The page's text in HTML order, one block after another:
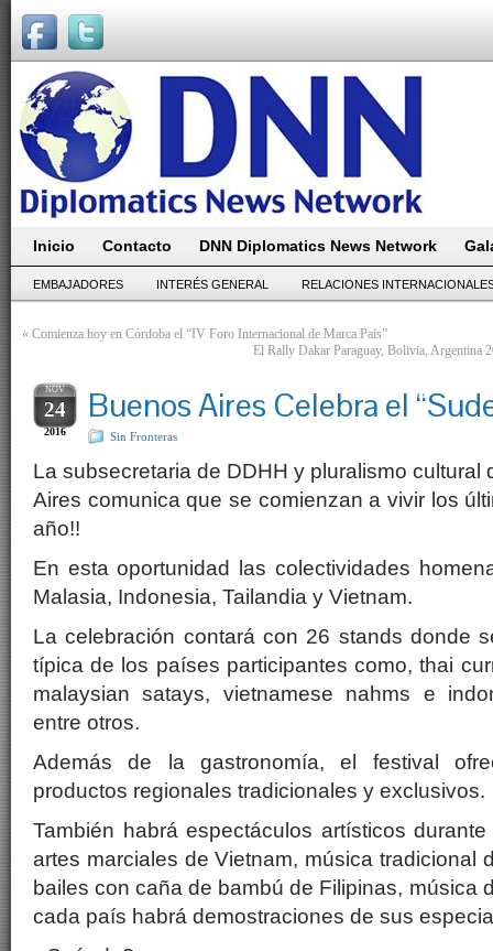
Inicio Contacto DNN Diplomatics News Network
EMBAJADORES INTERÉS GENERAL RELACIONES
« Comienza hoy en Córdoba el “IV Foro Internacional de Marca País”
El Rally Dakar Paraguay, Bolivia, Argentina
NOV
24
2016
Buenos Aires Celebra el
Sin Fronteras
La subsecretaria de DDHH y pluralismo cultural
Aires comunica que se comienzan a vivir los
año!!
En esta oportunidad las colectividades
Malasia, Indonesia, Tailandia y Vietnam.
La celebración contará con 26 stands donde
típica de los países participantes como, thai
malaysian satays, vietnamese nahms e
entre otros.
Además de la gastronomía, el festival
productos regionales tradicionales y exclusivos.
También habrá espectáculos artísticos
artes marciales de Vietnam, música tradicional
bailes con caña de bambú de Filipinas, música
cada país habrá demostraciones de sus